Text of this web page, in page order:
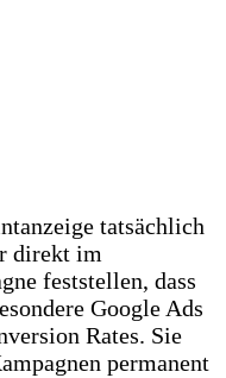
tatsächlich
direkt im
feststellen, dass
Google Ads
Rates. Sie
permanent